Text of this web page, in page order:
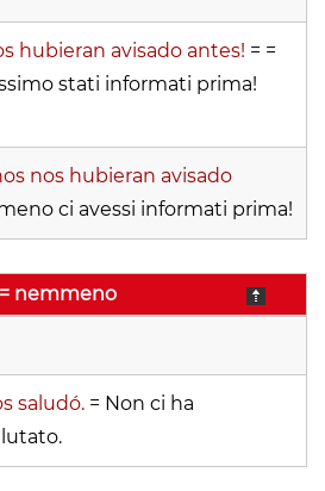
hubieran avisado antes! = =
stati informati prima!
nos hubieran avisado
ci avessi informati prima!
= nemmeno
saludó. = Non ci ha